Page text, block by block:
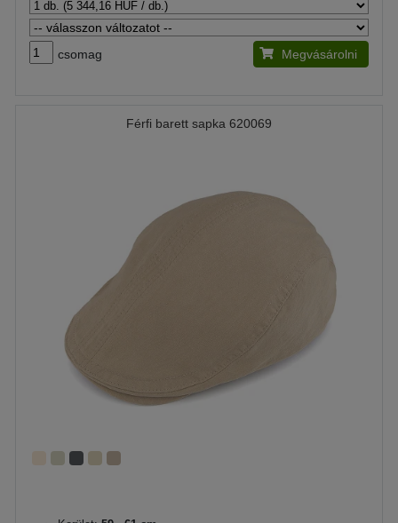
csomag Megvásárolni
Férfi barett sapka 620069